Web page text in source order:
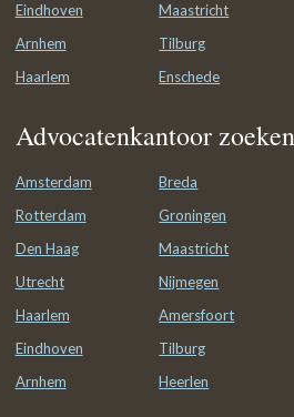
Eindhoven
Arnhem
Haarlem
Maastricht
Tilburg
Enschede
Advocatenkantoor
Amsterdam
Rotterdam
Den Haag
Utrecht
Haarlem
Eindhoven
Arnhem
Breda
Groningen
Maastricht
Nijmegen
Amersfoort
Tilburg
Heerlen